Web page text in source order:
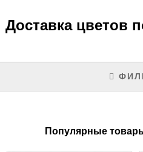
Доставка цветов
Популярные